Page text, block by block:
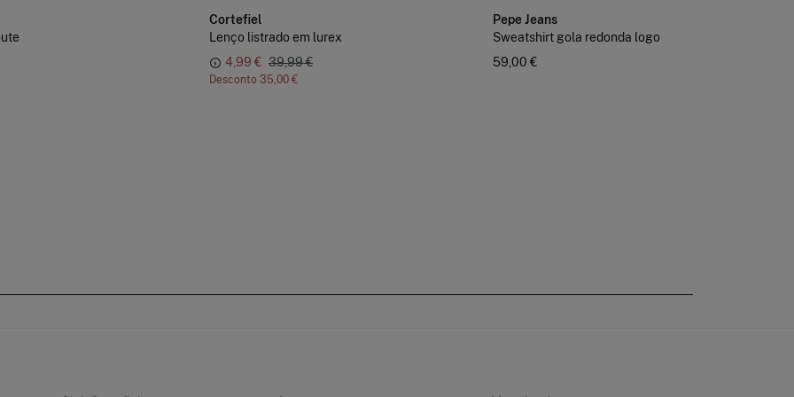
Cortefiel
Lenço listrado em lurex
4,99 € 39,99 €
Desconto 35,00 €
Pepe Jeans
Sweatshirt gola redonda logo
59,00 €